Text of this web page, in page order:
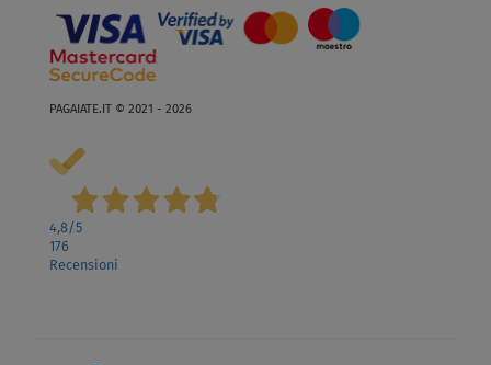
PAGAIATE.IT © 2021 - 2026
4,8/5
176
Recensioni